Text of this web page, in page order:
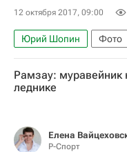
Алексей Слепов
Алексей Волков
Евгений Гараничев
Светлана Миронова
Антон Шипулин
12 октября 2017, 09:00
Юрий Шопин Фото
Матвей Елисеев
Александр Логинов
Рамзау: муравейник
леднике
Елена
Р-Спорт